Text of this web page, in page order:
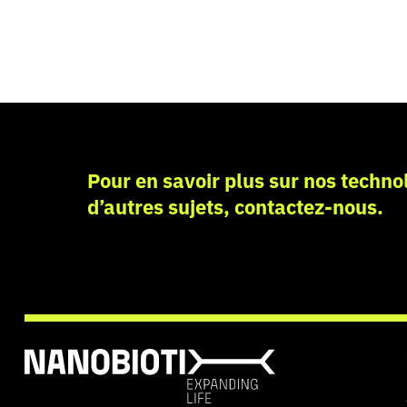
Pour en savoir plus sur nos
d’autres sujets, contactez-nous.